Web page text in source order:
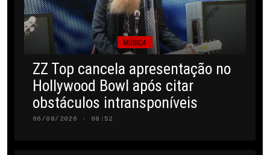
MÚSICA
ZZ Top cancela apresentação no
Hollywood Bowl após citar
obstáculos intransponíveis
06/08/2026 · 08:52